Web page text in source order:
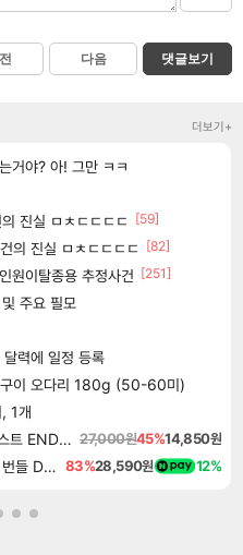
다음 댓글보기
더보기+
거야? 아! 그만 ㅋㅋ
진실 ㅁㅊㄷㄷㄷㄷ
[59]
의 진실 ㅁㅊㄷㄷㄷㄷ
[82]
원이탈종용 추정사건 [251]
주요 필모
력에 일정 등록
구이 오다리 180g (50-60미)
1개
엔더 매그놀리아 블룸 인 더 미스트 ENDER MAGNOLIA Bloom in the Mist 27,000원45%14,850원
디제이맥스 리스펙트 V 레거시 번들 DJMAX RESPECT V Legacy Bundle DLC 83%28,590원 12%